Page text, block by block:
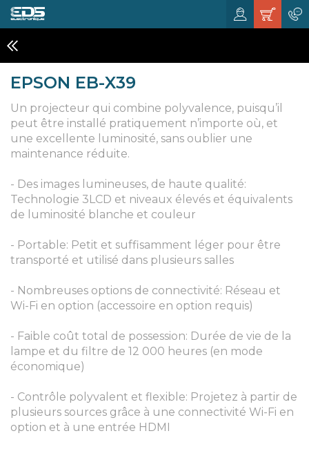
EPSON EB-X39
Un projecteur qui combine polyvalence, puisqu’il
peut être installé pratiquement n’importe où, et
une excellente luminosité, sans oublier une
maintenance réduite.
- Des images lumineuses, de haute qualité:
Technologie 3LCD et niveaux élevés et équivalents
de luminosité blanche et couleur
- Portable: Petit et suffisamment léger pour être
transporté et utilisé dans plusieurs salles
- Nombreuses options de connectivité: Réseau et
Wi-Fi en option (accessoire en option requis)
- Faible coût total de possession: Durée de vie de la
lampe et du filtre de 12 000 heures (en mode
économique)
- Contrôle polyvalent et flexible: Projetez à partir de
plusieurs sources grâce à une connectivité Wi-Fi en
option et à une entrée HDMI